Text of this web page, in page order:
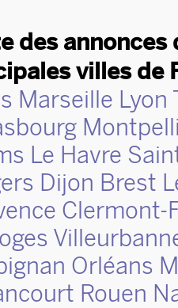
des
villes de
Marseille Lyon
Le Havre
Dijon Brest
Clermont-
Orléans
Rouen